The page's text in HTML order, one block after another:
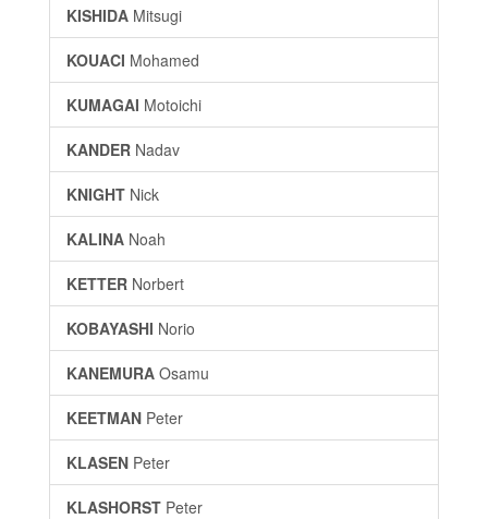
KISHIDA Mitsugi
KOUACI Mohamed
KUMAGAI Motoichi
KANDER Nadav
KNIGHT Nick
KALINA Noah
KETTER Norbert
KOBAYASHI Norio
KANEMURA Osamu
KEETMAN Peter
KLASEN Peter
KLASHORST Peter